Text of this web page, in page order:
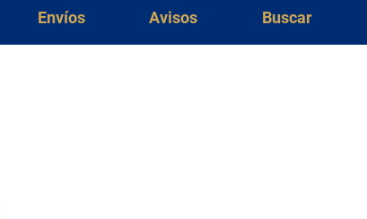
Envíos Avisos Buscar